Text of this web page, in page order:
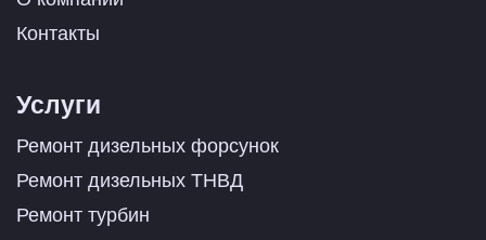
Контакты
Услуги
Ремонт дизельных форсунок
Ремонт дизельных ТНВД
Ремонт турбин